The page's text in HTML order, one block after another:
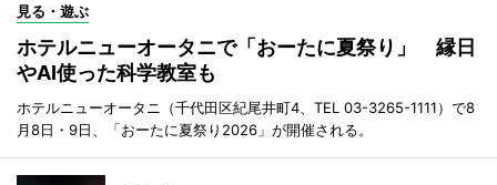
見る・遊ぶ
ホテルニューオータニで「おーたに夏祭り」 縁日
やAI使った科学教室も
ホテルニューオータニ（千代田区紀尾井町4、TEL 03-3265-1111）で8
月8日・9日、「おーたに夏祭り2026」が開催される。